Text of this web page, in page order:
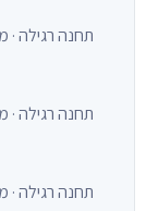
תחנה רגילה · מפעילי אוטובוסים
תחנה רגילה · מפעילי אוטובוסים
תחנה רגילה · מפעילי אוטובוסים